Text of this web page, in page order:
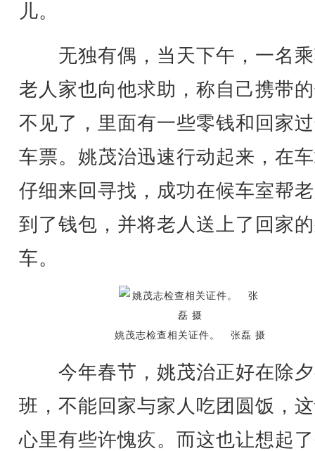
儿。
无独有偶，当天下午，一名
老人家也向他求助，称自己携带
不见了，里面有一些零钱和回家
车票。姚茂治迅速行动起来，在
仔细来回寻找，成功在候车室帮
到了钱包，并将老人送上了回家
车。
姚茂志检查相关证件。 张磊 摄
今年春节，姚茂治正好在除
班，不能回家与家人吃团圆饭，
心里有些许愧疚。而这也让想起